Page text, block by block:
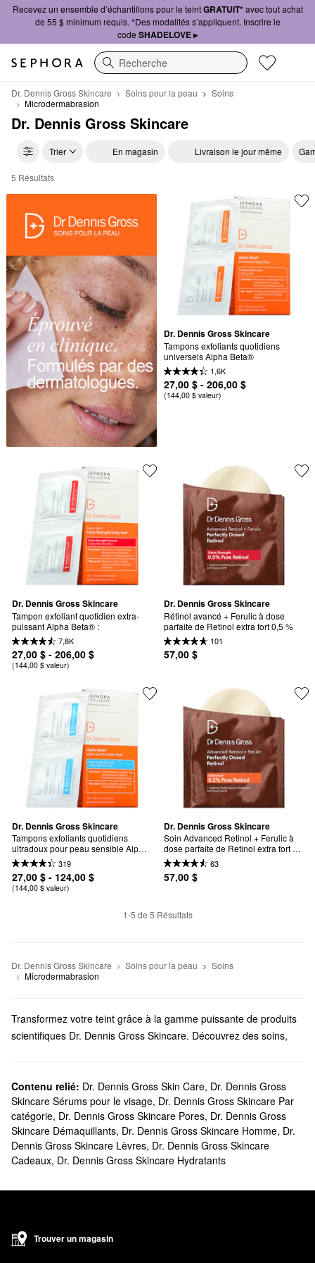
Recevez un ensemble d’échantillons pour le teintGRATUIT*avec tout achat
de 55 $ minimum requis. *Des modalités s’appliquent. Inscrire le
code SHADELOVE ▸
Recherche
Dr. Dennis Gross Skincare Soins pour la peau
Soins
Microdermabrasion
Dr. Dennis Gross Skincare
Trier En magasin Livraison le jour même
Dr. Dennis Gross Skincare Microdermabrasion
5 Résultats
Dr. Dennis Gross Skincare
Tampons exfoliants quotidiens
universels Alpha Beta®
1,6K
27,00 $ - 206,00 $
(144,00 $ valeur)
Dr. Dennis Gross Skincare
Tampon exfoliant quotidien extra-
puissant Alpha Beta® :
7,8K
27,00 $ - 206,00 $
(144,00 $ valeur)
Dr. Dennis Gross Skincare
Rétinol avancé + Ferulic à dose
parfaite de Retinol extra fort 0,5 %
101
57,00 $
Dr. Dennis Gross Skincare
Tampons exfoliants quotidiens
ultradoux pour peau sensible Alpha
Beta®
319
27,00 $ - 124,00 $
(144,00 $ valeur)
Dr. Dennis Gross Skincare
Soin Advanced Retinol + Ferulic à
dose parfaite de Retinol extra fort à
0,2 %
63
57,00 $
1-5 de 5 Résultats
Dr. Dennis Gross Skincare Soins pour la peau
Soins
Microdermabrasion
Transformez votre teint grâce à la gamme puissante de produits
scientifiques Dr. Dennis Gross Skincare. Découvrez des soins,
Est-ce que Sephora offre des produits Dr Dennis Gross?
Nous offrons une variété de solutions Dr. Dennis Gross Skincare
chez Sephora. Si vous êtes à la recherche d’un soin, n’oubliez
pas de jeter un coup d’œil à notre ensemble d’exfoliants pour le
visagequi changeront la donne. Nous avons également de
nombreux
Dr. Dennis Gross Skincare à explorer.
Parcourez les formules perfectrices, les essentiels hydratants, les
Quels sont les meilleurs vendeurs parmi les produits Dr.
Contenu relié: Dr. Dennis Gross Skin Care, Dr. Dennis Gross
Skincare Sérums pour le visage, Dr. Dennis Gross Skincare Par
catégorie, Dr. Dennis Gross Skincare Pores, Dr. Dennis Gross
Skincare Démaquillants, Dr. Dennis Gross Skincare Homme, Dr.
Dennis Gross Skincare Lèvres, Dr. Dennis Gross Skincare
Cadeaux, Dr. Dennis Gross Skincare Hydratants
Trouver un magasin